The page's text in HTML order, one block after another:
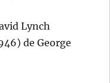
Lynch
de George